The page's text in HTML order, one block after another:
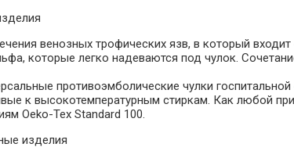
венозных трофических язв, в который
которые легко надеваются под чулок.
противоэмболические чулки
к высокотемпературным стиркам. Как любой
Oeko-Tex Standard 100.
изделия